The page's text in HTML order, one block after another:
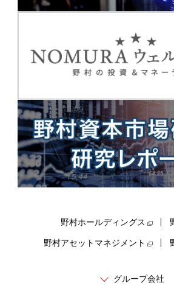
野村ホールディングス
野村アセットマネジメント
グループ会社